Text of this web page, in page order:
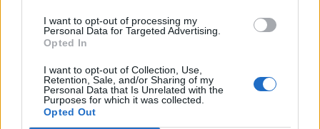
I want to opt-out of processing my
Personal Data for Targeted Advertising.
Opted In
I want to opt-out of Collection, Use,
Retention, Sale, and/or Sharing of my
Personal Data that Is Unrelated with the
Purposes for which it was collected.
Opted Out